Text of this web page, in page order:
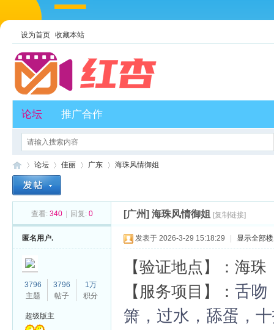
设为首页 收藏本站
论坛 推广合作
论坛
›
佳丽
›
广东 海珠风情御姐
查看: 340 回复: 0 [广州]海珠风情御姐 [复制链接]
匿名用户.
3796
主题
3796
帖子
1万
积分
超级版主
发表于 2026-3-29 15:18:29 显示全部
【验证地点】：海珠
【服务项目】：舌吻
箫，过水，舔蛋，